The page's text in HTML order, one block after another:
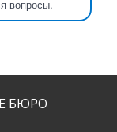
вопросы.
БЮРО